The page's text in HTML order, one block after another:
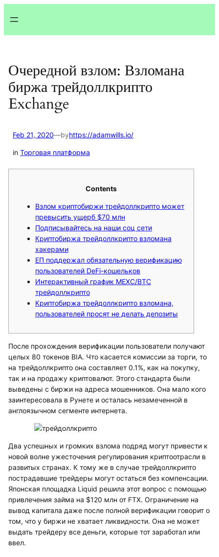
ke
Очередной взлом: Взломана
биржа трейдоллкрипто
Exchange
Feb 21, 2020—byhttps://adamwills.io/
in Торговая платформа
Contents
Взлом криптобиржи трейдоллкрипто может
превысить ущерб $70 млн
Подписывайтесь на наши соц сети
Криптобиржа трейдоллкрипто взломана
хакерами
ЕП поддержал обязательную верификацию
пользователей DeFi-кошельков
Интерактивный график MEXC/BTC
трейдоллкрипто
Криптобиржа трейдоллкрипто взломана,
пользователей просят не делать депозиты
После прохождения верификации пользователи получают
целых 80 токенов BIA. Что касается комиссии за торги, то
на трейдоллкрипто она составляет 0.1%, как на покупку,
так и на продажу криптовалют. Этого стандарта были
выведены с биржи на адреса мошенников. Она мало кого
заинтересовала в Рунете и осталась незамеченной в
англоязычном сегменте интернета.
Два успешных и громких взлома подряд могут привести к
новой волне ужесточения регулирования криптоотрасли в
развитых странах. К тому же в случае трейдоллкрипто
пострадавшие трейдеры могут остаться без компенсации.
Японская площадка Liquid решила этот вопрос с помощью
привлечения займа на $120 млн от FTX. Ограничение на
вывод капитала даже после полной верификации говорит о
том, что у биржи не хватает ликвидности. Она не может
выдать трейдеру все деньги, которые тот заработал или
ввел.